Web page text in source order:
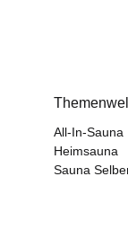
All-In-Sauna
Heimsauna
Sauna